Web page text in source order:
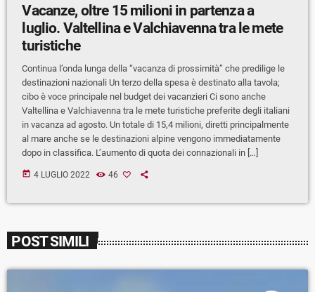
Vacanze, oltre 15 milioni in partenza a
luglio. Valtellina e Valchiavenna tra le mete
turistiche
Continua l’onda lunga della “vacanza di prossimità” che predilige le
destinazioni nazionali Un terzo della spesa è destinato alla tavola;
cibo è voce principale nel budget dei vacanzieri Ci sono anche
Valtellina e Valchiavenna tra le mete turistiche preferite degli italiani
in vacanza ad agosto. Un totale di 15,4 milioni, diretti principalmente
al mare anche se le destinazioni alpine vengono immediatamente
dopo in classifica. L’aumento di quota dei connazionali in […]
today 4 LUGLIO 2022 46
POST SIMILI